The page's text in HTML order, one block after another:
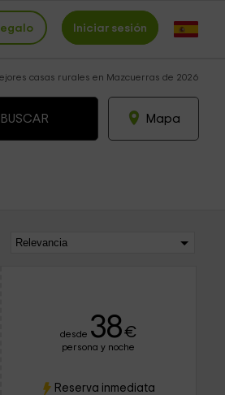
Iniciar sesión
casas rurales en Mazcuerras de 2026
Mapa
desde 38€
persona y noche
Reserva inmediata